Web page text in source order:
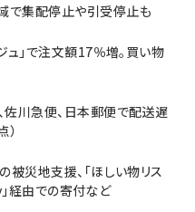
で集配停止や引受停止も
ュ」で注文額17％増。買い物
佐川急便、日本郵便で配送遅
災地支援、「ほしい物リス
」経由での寄付など